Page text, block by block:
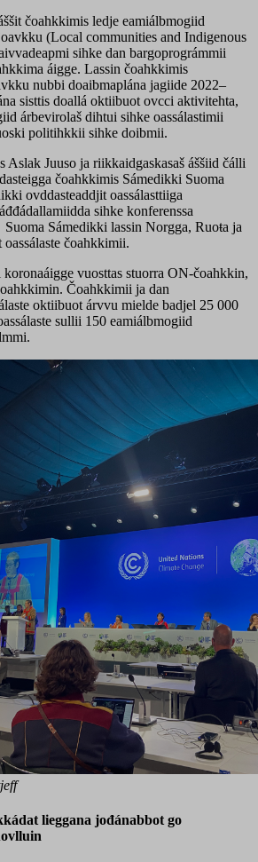
čoahkkimis ledje eamiálbmogiid
(Local communities and Indigenous
sihke dan bargoprográmmii
áigge. Lassin čoahkkimis
nubbi doaibmaplána jagiide 2022–
sisttis doallá oktiibuot ovcci aktivitehta,
árbevirolaš dihtui sihke oassálastimii
politihkkii sihke doibmii.
Aslak Juuso ja riikkaidgaskasaš áššiid čálli
čoahkkimis Sámedikki Suoma
ovddasteaddjit oassálasttiiga
sihke konferenssa
Sámedikki lassin Norgga, Ruoŧa ja
čoahkkimii.
vuosttas stuorra ON-čoahkkin,
Čoahkkimii ja dan
oktiibuot árvvu mielde badjel 25 000
sullii 150 eamiálbmogiid
lieggana jođánabbot go